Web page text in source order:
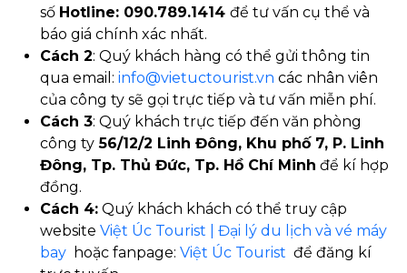
số Hotline: 090.789.1414 để tư vấn cụ thể và
báo giá chính xác nhất.
Cách 2: Quý khách hàng có thể gửi thông tin
qua email: info@vietuctourist.vn các nhân viên
của công ty sẽ gọi trực tiếp và tư vấn miễn phí.
Cách 3: Quý khách trực tiếp đến văn phòng
công ty 56/12/2 Linh Đông, Khu phố 7, P. Linh
Đông, Tp. Thủ Đức, Tp. Hồ Chí Minh để kí hợp
đồng.
Cách 4: Quý khách khách có thể truy cập
website Việt Úc Tourist | Đại lý du lịch và vé máy
bay hoặc fanpage: Việt Úc Tourist để đăng kí